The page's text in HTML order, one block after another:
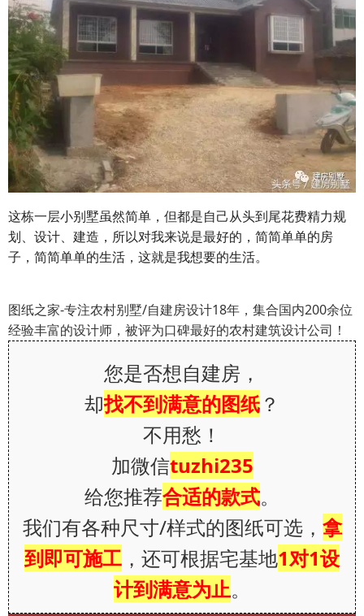
这栋一层小别墅虽然简单，但都是自己从头到尾花费精力规
划、设计、建造，所以对我来说是最好的，简简单单的房
子，简简单单的生活，这就是我想要的生活。
图纸之家-专注农村别墅/自建房设计18年，集合国内200余位
经验丰富的设计师，被评为口碑最好的农村建筑设计公司！
您是否想自建房，
却找不到满意的图纸？
不用愁！
加微信tuzhi235
给您推荐合适的款式。
我们有各种尺寸/样式的图纸可选， 拿
到即可施工 ，还可根据宅基地1对1设
计到满意为止。